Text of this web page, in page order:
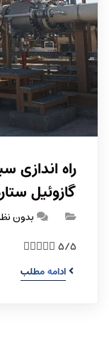
راه اندازی
گازوئیل
بدون
 ۵/۵
ادامه مطلب